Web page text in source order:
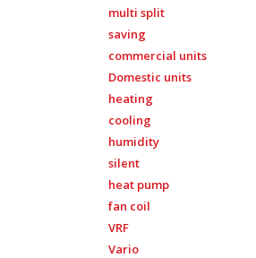
multi split
saving
commercial units
Domestic units
heating
cooling
humidity
silent
heat pump
fan coil
VRF
Vario